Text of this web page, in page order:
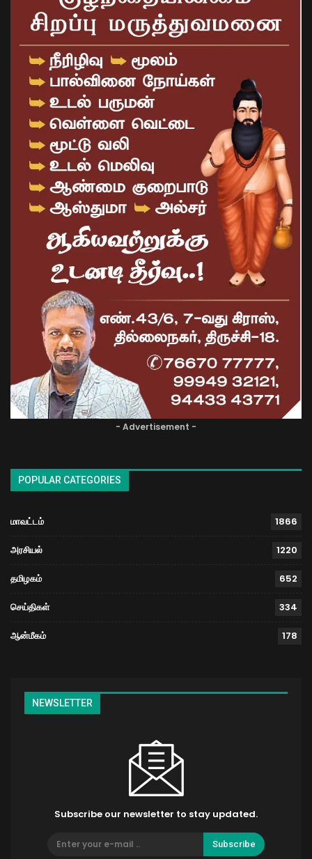
- Advertisement -
POPULAR CATEGORIES
மாவட்டம் 1866
அரசியல் 1220
தமிழகம் 652
செய்திகள் 334
ஆன்மீகம் 178
NEWSLETTER
Subscribe our newsletter to stay updated.
Subscribe